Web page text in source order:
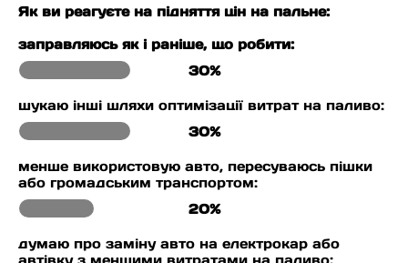
Як ви реагуєте на підняття цін на пальне:
заправляюсь як і раніше, що робити:
30%
шукаю інші шляхи оптимізації витрат на паливо:
30%
менше використовую авто, пересуваюсь пішки
або громадським транспортом:
20%
думаю про заміну авто на електрокар або